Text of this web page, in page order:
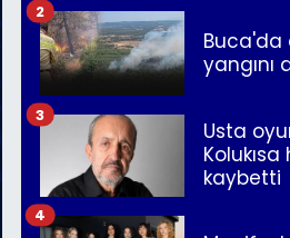
Buca'da
yangını
2
Usta
Kolukısa
kaybetti
3
4